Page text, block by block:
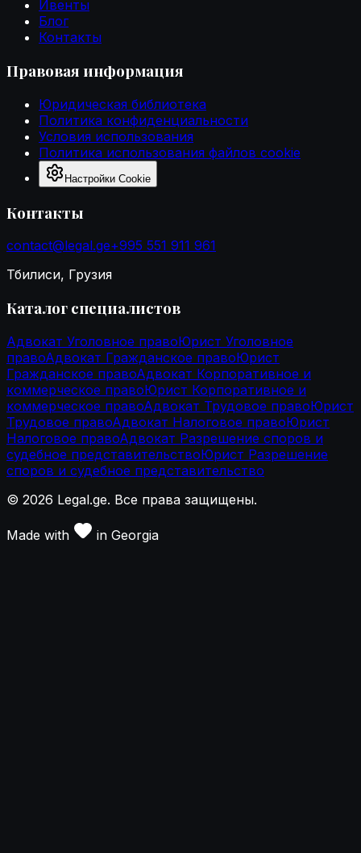
Ивенты
Блог
Контакты
Правовая информация
Юридическая библиотека
Политика конфиденциальности
Условия использования
Политика использования файлов cookie
Настройки Cookie
Контакты
contact@legal.ge+995 551 911 961
Тбилиси, Грузия
Каталог специалистов
Адвокат Уголовное правоЮрист Уголовное
правоАдвокат Гражданское правоЮрист
Гражданское правоАдвокат Корпоративное и
коммерческое правоЮрист Корпоративное и
коммерческое правоАдвокат Трудовое правоЮрист
Трудовое правоАдвокат Налоговое правоЮрист
Налоговое правоАдвокат Разрешение споров и
судебное представительствоЮрист Разрешение
споров и судебное представительство
© 2026 Legal.ge. Все права защищены.
Made with in Georgia